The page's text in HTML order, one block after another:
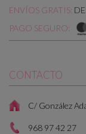
ENVÍOS GRATIS:
PAGO SEGURO:
CONTACTO
C/ González
968 97 42 27